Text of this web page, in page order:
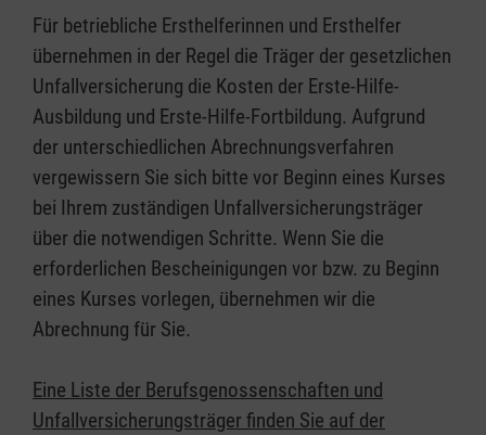
Für betriebliche Ersthelferinnen und Ersthelfer
übernehmen in der Regel die Träger der gesetzlichen
Unfallversicherung die Kosten der Erste-Hilfe-
Ausbildung und Erste-Hilfe-Fortbildung. Aufgrund
der unterschiedlichen Abrechnungsverfahren
vergewissern Sie sich bitte vor Beginn eines Kurses
bei Ihrem zuständigen Unfallversicherungsträger
über die notwendigen Schritte. Wenn Sie die
erforderlichen Bescheinigungen vor bzw. zu Beginn
eines Kurses vorlegen, übernehmen wir die
Abrechnung für Sie.
Eine Liste der Berufsgenossenschaften und
Unfallversicherungsträger finden Sie auf der